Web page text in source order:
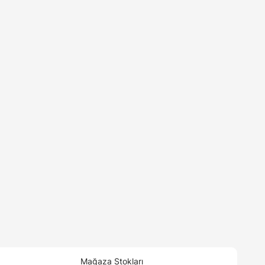
Mağaza Stokları